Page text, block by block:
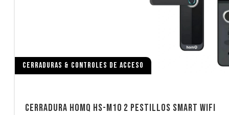
CERRADURAS & CONTROLES DE ACCESO
CERRADURA HOMQ HS-M10 2 PESTILLOS SMART WIFI